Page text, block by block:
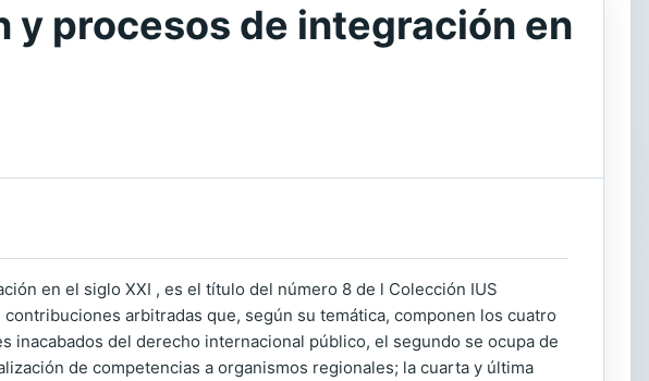
procesos de integración en
en el siglo XXI , es el título del número 8 de l Colección IUS
arbitradas que, según su temática, componen los cuatro
inacabados del derecho internacional público, el segundo se ocupa de
de competencias a organismos regionales; la cuarta y última